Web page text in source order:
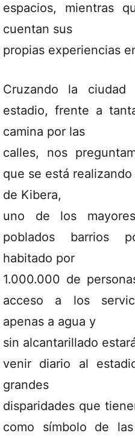
espacios, mientras
cuentan sus
propias experiencias
Cruzando la
estadio, frente a
camina por las
calles, nos
que se está
de Kibera,
uno de los
poblados barrios
habitado por
1.000.000 de
acceso a los
apenas a agua y
sin alcantarillado
venir diario al
grandes
disparidades que
como símbolo de